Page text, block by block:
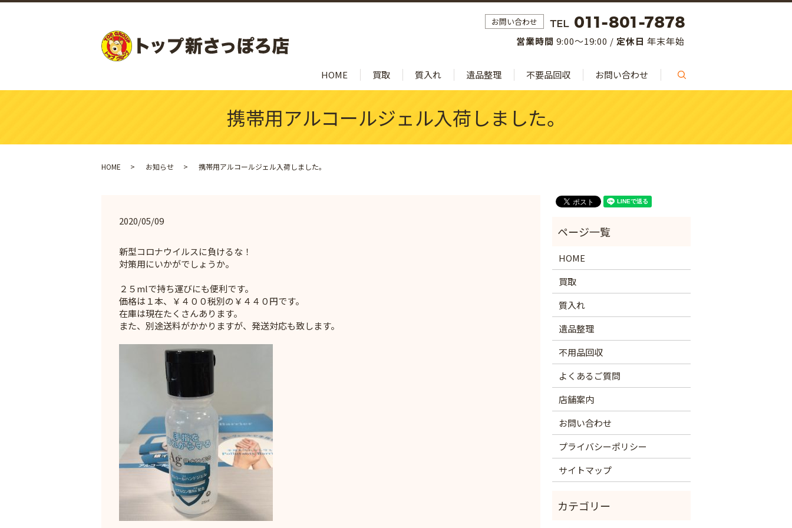
お問い合わせ
営業時間 9:00～19:00 / 定休日 年末年始
HOME 買取 質入れ 遺品整理 不要品回収 お問い合わせ
携帯用アルコールジェル入荷しました。
HOME お知らせ 携帯用アルコールジェル入荷しました。
2020/05/09
新型コロナウイルスに負けるな！
対策用にいかがでしょうか。
２５mlで持ち運びにも便利です。
価格は１本、￥４００税別の￥４４０円です。
在庫は現在たくさんあります。
また、別途送料がかかりますが、発送対応も致します。
HOME
買取
質入れ
遺品整理
不用品回収
よくあるご質問
店舗案内
お問い合わせ
プライバシーポリシー
サイトマップ